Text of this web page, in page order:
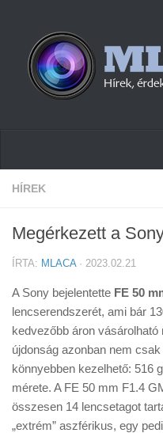
Hírek
Cikkek
Firmware
Tudástár
Tanácsok
Érdekességek
Helyszíni Riport
HÍREK
Megérkezett a
ÍRTA: MLACA· 2023.02.21
A Sony bejelentette FE 50
lencserendszerét, ami bár
kedvezőbb áron
újdonság azonban nem
könnyebben kezelhető: 516
mérete. A FE 50 mm F1.4
összesen 14 lencsetagot
„extrém” aszférikus, egy